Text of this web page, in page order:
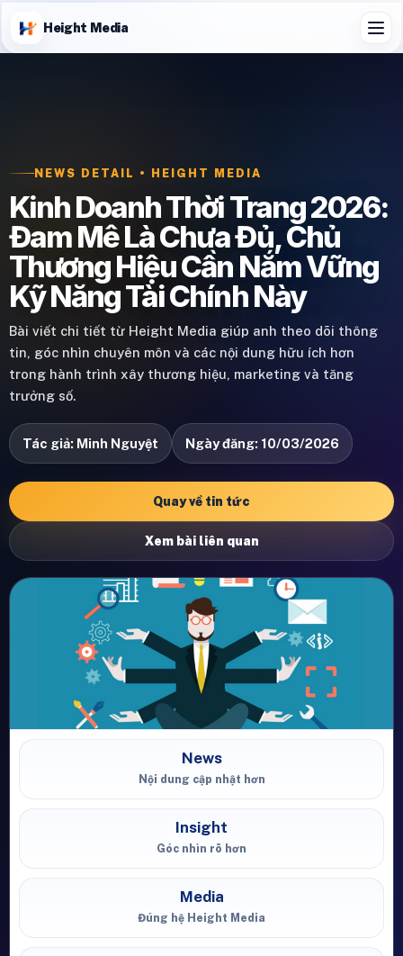
Height Media
NEWS DETAIL • HEIGHT MEDIA
Kinh Doanh Thời Trang 2026:
Đam Mê Là Chưa Đủ, Chủ
Thương Hiệu Cần Nắm Vững
Kỹ Năng Tài Chính Này
Bài viết chi tiết từ Height Media giúp anh theo dõi thông
tin, góc nhìn chuyên môn và các nội dung hữu ích hơn
trong hành trình xây thương hiệu, marketing và tăng
trưởng số.
Tác giả: Minh Nguyệt Ngày đăng: 10/03/2026
Quay về tin tức
Xem bài liên quan
News
Nội dung cập nhật hơn
Insight
Góc nhìn rõ hơn
Media
Đúng hệ Height Media